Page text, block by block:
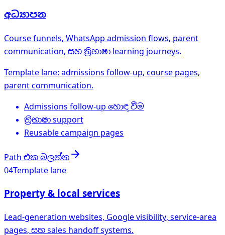
අධ්‍යාපන
Course funnels, WhatsApp admission flows, parent
communication, සහ ත්‍රිභාෂා learning journeys.
Template lane: admissions follow-up, course pages,
parent communication.
Admissions follow-up හොඳ වීම
ත්‍රිභාෂා support
Reusable campaign pages
Path එක බලන්න
04Template lane
Property & local services
Lead-generation websites, Google visibility, service-area
pages, සහ sales handoff systems.